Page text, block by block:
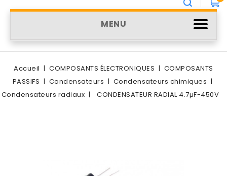
MENU
Accueil COMPOSANTS ÉLECTRONIQUES
COMPOSANTS
PASSIFS
Condensateurs
Condensateurs chimiques
Condensateurs radiaux
CONDENSATEUR RADIAL 4.7µF-450V